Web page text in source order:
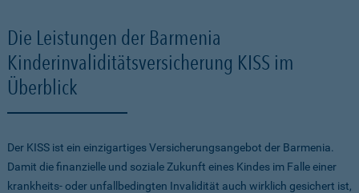
Die Leistungen der Barmenia
Kinderinvaliditätsversicherung KISS im
Überblick
Der KISS ist ein einzigartiges Versicherungsangebot der Barmenia.
Damit die finanzielle und soziale Zukunft eines Kindes im Falle einer
krankheits- oder unfallbedingten Invalidität auch wirklich gesichert ist,